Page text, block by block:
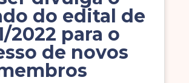
do edital de
2022 para o
de novos